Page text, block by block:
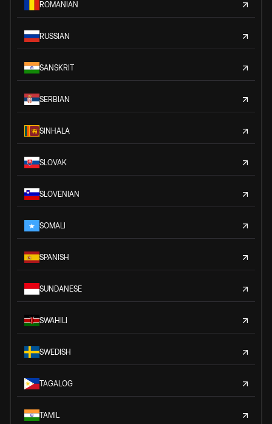
ROMANIAN
RUSSIAN
SANSKRIT
SERBIAN
SINHALA
SLOVAK
SLOVENIAN
SOMALI
SPANISH
SUNDANESE
SWAHILI
SWEDISH
TAGALOG
TAMIL